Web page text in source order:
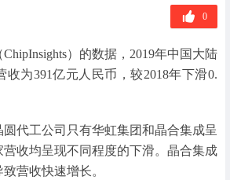
0
）的数据，2019年中国大陆
收为391亿元人民币，较2018年下滑0.
代工公司只有华虹集团和晶合集成呈
收均呈现不同程度的下滑。晶合集成
营收快速增长。